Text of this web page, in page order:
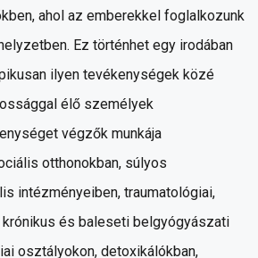
ahol az emberekkel foglalkozunk
Ez történhet egy irodában
ilyen tevékenységek közé
élő személyek
végzők munkája
otthonokban, súlyos
intézményeiben, traumatológiai,
és baleseti belgyógyászati
osztályokon, detoxikálókban,